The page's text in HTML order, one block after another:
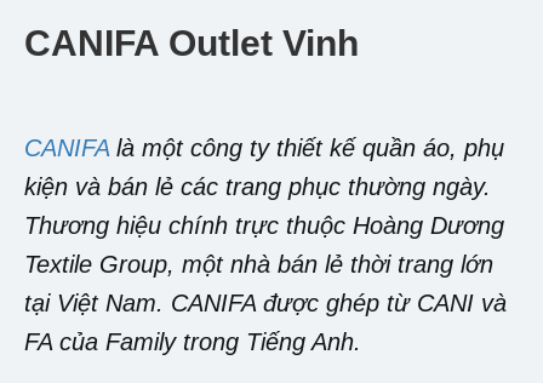
CANIFA Outlet Vinh
CANIFA là một công ty thiết kế quần áo, phụ
kiện và bán lẻ các trang phục thường ngày.
Thương hiệu chính trực thuộc Hoàng Dương
Textile Group, một nhà bán lẻ thời trang lớn
tại Việt Nam. CANIFA được ghép từ CANI và
FA của Family trong Tiếng Anh.